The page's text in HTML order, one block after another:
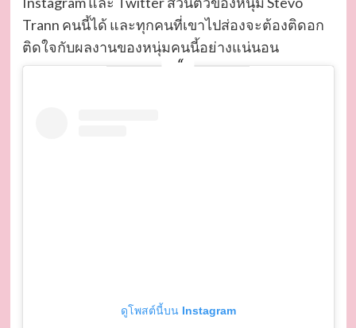
Trann คนนี้ได้ และทุกคนที่เขาไปส่องจะต้องติดอก
ติดใจกับผลงานของหนุ่มคนนี้อย่างแน่นอน
ดูโพสต์นี้บน Instagram